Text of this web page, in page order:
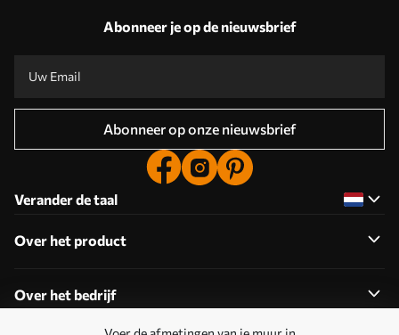
Abonneer je op de nieuwsbrief
Abonneer op onze nieuwsbrief
Verander de taal
Over het product
Over het bedrijf